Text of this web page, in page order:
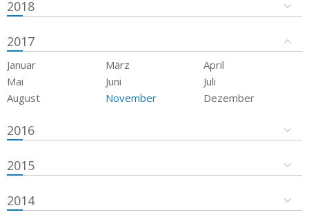
2018
2017
Januar März
April
Mai
Juni
Juli
August
November Dezember
2016
2015
2014